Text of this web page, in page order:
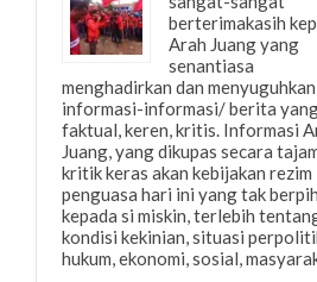
berterimakasih
Arah Juang yang
senantiasa
menghadirkan dan menyuguhkan
informasi-informasi/ berita
faktual, keren, kritis. Informasi
Juang, yang dikupas secara
kritik keras akan kebijakan rezim
penguasa hari ini yang tak
kepada si miskin, terlebih
kondisi kekinian, situasi
hukum, ekonomi, sosial,